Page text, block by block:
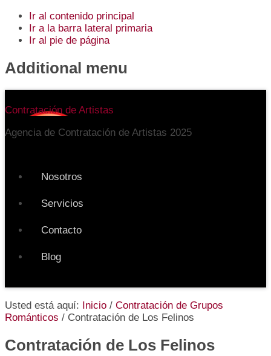
Ir al contenido principal
Ir a la barra lateral primaria
Ir al pie de página
Additional menu
Contratación de Artistas
Agencia de Contratación de Artistas 2025
Nosotros
Servicios
Contacto
Blog
Usted está aquí: Inicio / Contratación de Grupos
Románticos / Contratación de Los Felinos
Contratación de Los Felinos